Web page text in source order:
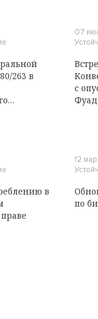
263 в
07
с
Фуад
в
12
по